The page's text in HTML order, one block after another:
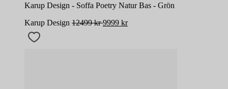
Karup Design - Soffa Poetry Natur Bas - Grön
Karup Design 12499kr 9999 kr